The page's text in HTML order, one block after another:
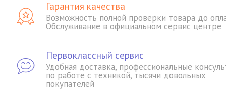
Гарантия качества
Возможность полной проверки товара до
Обслуживание в официальном сервис центре
Первоклассный сервис
Удобная доставка, профессиональные
по работе с техникой, тысячи довольных
покупателей